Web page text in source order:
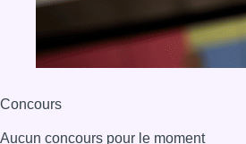
Concours
Aucun concours pour le moment